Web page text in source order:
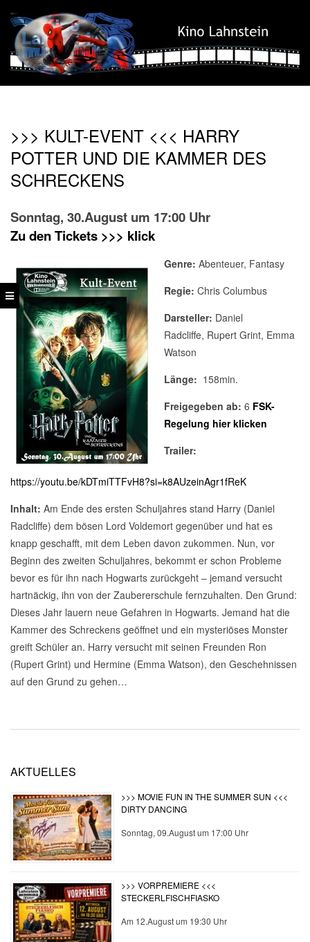
content
Kino
Menu>>> KULT-EVENT <<< HARRY
POTTER UND DIE KAMMER DES
SCHRECKENS
Sonntag, 30.August um 17:00 Uhr
Zu den Tickets >>> klick
Genre: Abenteuer, Fantasy
Regie: Chris Columbus
Darsteller: Daniel
Radcliffe, Rupert Grint, Emma
Watson
Länge: 158min.
Freigegeben ab: 6 FSK-
Regelung hier klicken
Trailer:
https://youtu.be/kDTmiTTFvH8?si=k8AUzeinAgr1fReK
Inhalt: Am Ende des ersten Schuljahres stand Harry (Daniel
Radcliffe) dem bösen Lord Voldemort gegenüber und hat es
knapp geschafft, mit dem Leben davon zukommen. Nun, vor
Beginn des zweiten Schuljahres, bekommt er schon Probleme
bevor es für ihn nach Hogwarts zurückgeht – jemand versucht
hartnäckig, ihn von der Zaubererschule fernzuhalten. Den Grund:
Dieses Jahr lauern neue Gefahren in Hogwarts. Jemand hat die
Kammer des Schreckens geöffnet und ein mysteriöses Monster
greift Schüler an. Harry versucht mit seinen Freunden Ron
(Rupert Grint) und Hermine (Emma Watson), den Geschehnissen
auf den Grund zu gehen…
15
AKTUELLES
>>> MOVIE FUN IN THE SUMMER SUN <<<
DIRTY DANCING
Sonntag, 09.August um 17:00 Uhr
>>> VORPREMIERE <<<
STECKERLFISCHFIASKO
Am 12.August um 19:30 Uhr